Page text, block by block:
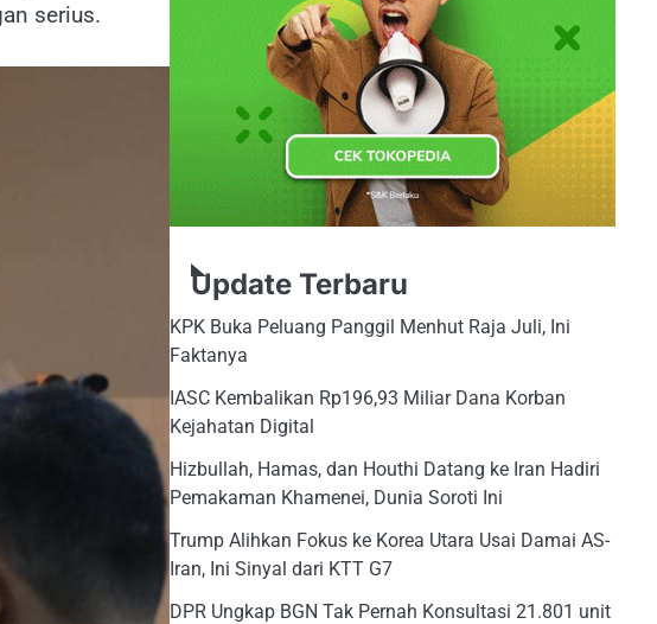
serius.
Update Terbaru
KPK Buka Peluang Panggil Menhut Raja Juli, Ini
Faktanya
IASC Kembalikan Rp196,93 Miliar Dana Korban
Kejahatan Digital
Hizbullah, Hamas, dan Houthi Datang ke Iran Hadiri
Pemakaman Khamenei, Dunia Soroti Ini
Trump Alihkan Fokus ke Korea Utara Usai Damai AS-
Iran, Ini Sinyal dari KTT G7
DPR Ungkap BGN Tak Pernah Konsultasi 21.801 unit